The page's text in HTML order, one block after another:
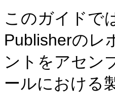
このガイドで
Publisherのレ
ントをアセン
ールにおける